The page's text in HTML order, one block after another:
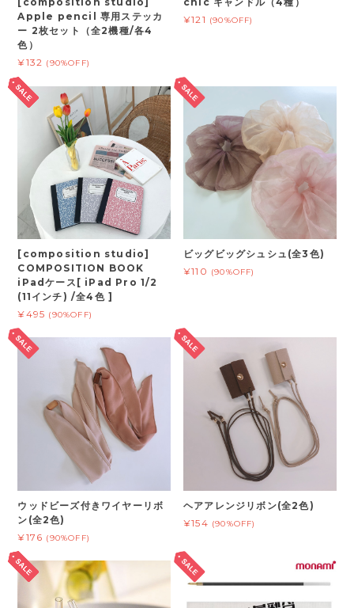
Apple pencil 専用ステッカ
ー 2枚セット（全2機種/各4
色）
¥132 (90%OFF)
¥121 (90%OFF)
[composition studio]
COMPOSITION BOOK
iPadケース[ iPad Pro 1/2
(11インチ) /全4色 ]
¥495 (90%OFF)
ビッグビッグシュシュ(全3色)
¥110 (90%OFF)
ウッドビーズ付きワイヤーリボ
ン(全2色)
¥176 (90%OFF)
ヘアアレンジリボン(全2色)
¥154 (90%OFF)